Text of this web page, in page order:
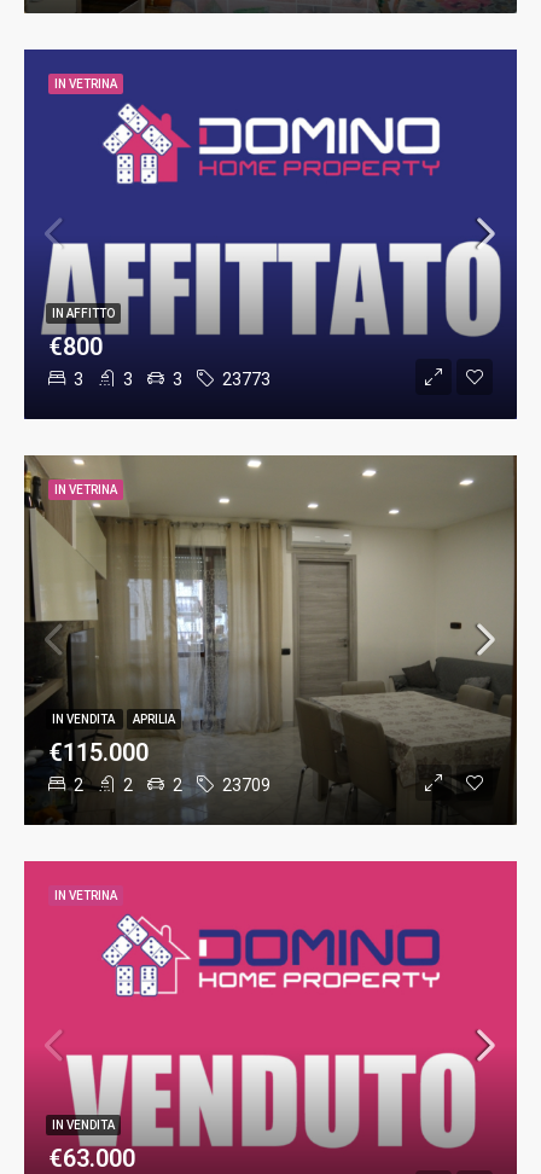
3 3 3 23773
€800
IN AFFITTO
IN VETRINA
2 2 2 23709
€115.000
IN VENDITA APRILIA
IN VETRINA
€63.000
IN VENDITA
IN VETRINA